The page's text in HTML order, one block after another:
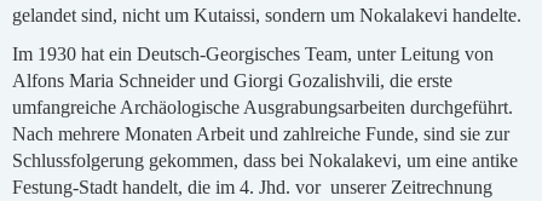
gelandet sind, nicht um Kutaissi, sondern um Nokalakevi handelte.
Im 1930 hat ein Deutsch-Georgisches Team, unter Leitung von
Alfons Maria Schneider und Giorgi Gozalishvili, die erste
umfangreiche Archäologische Ausgrabungsarbeiten durchgeführt.
Nach mehrere Monaten Arbeit und zahlreiche Funde, sind sie zur
Schlussfolgerung gekommen, dass bei Nokalakevi, um eine antike
Festung-Stadt handelt, die im 4. Jhd. vor unserer Zeitrechnung